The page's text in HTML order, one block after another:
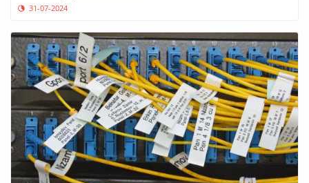
31-07-2024